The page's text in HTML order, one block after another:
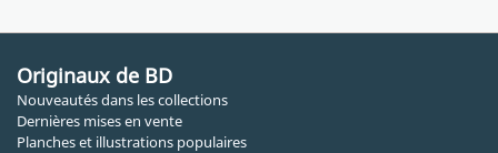
Originaux de BD
Nouveautés dans les collections
Dernières mises en vente
Planches et illustrations populaires